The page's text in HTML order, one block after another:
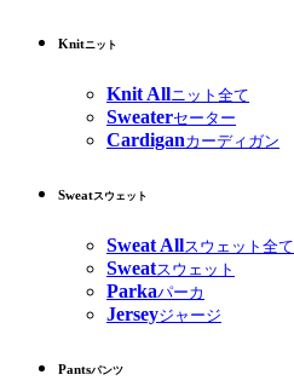
Knitニット
Knit Allニット全て
Sweaterセーター
Cardiganカーディガン
Sweatスウェット
Sweat Allスウェット全て
Sweatスウェット
Parkaパーカ
Jerseyジャージ
Pantsパンツ